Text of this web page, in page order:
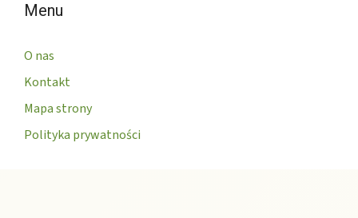
Menu
O nas
Kontakt
Mapa strony
Polityka prywatności